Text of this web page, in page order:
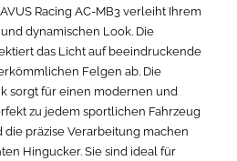
Racing AC-MB3 verleiht Ihrem
dynamischen Look. Die
das Licht auf beeindruckende
Felgen ab. Die
sorgt für einen modernen und
zu jedem sportlichen Fahrzeug
die präzise Verarbeitung machen
Hingucker. Sie sind ideal für